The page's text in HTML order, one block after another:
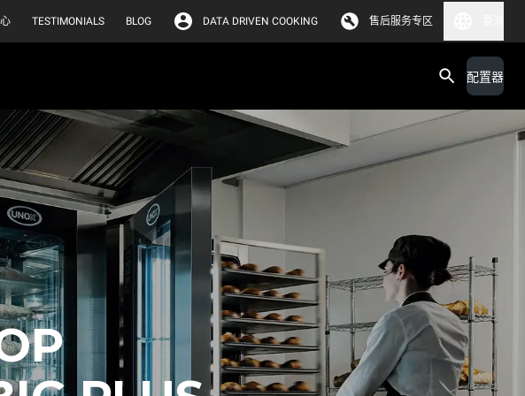
TESTIMONIALS BLOG DATA DRIVEN COOKING 售后服务专区
配置器